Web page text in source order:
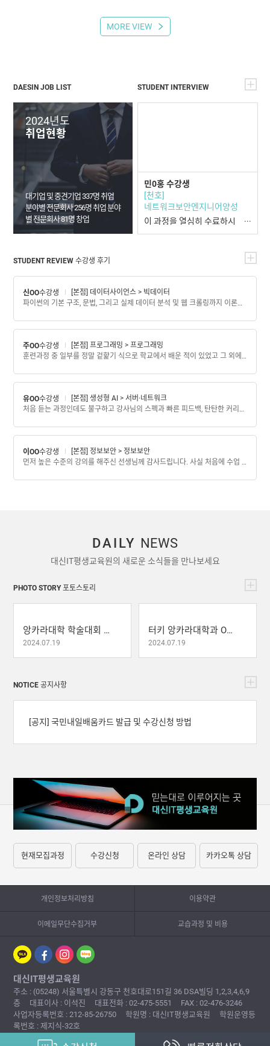
MORE VIEW
DAESIN JOB LIST
2024년도
취업현황
대기업 및 중견기업 337명 취업
분야별 전문회사 256명 취업분야
별 전문회사 81명 창업
STUDENT INTERVIEW
민0홍 수강생
[천호]
네트워크보안엔지니어양성
이 과정을 열심히 수료하시
고 고급인력으로 필요인력으
STUDENT REVIEW 수강생 후기
신OO수강생
[본점] 데이터사이언스 > 빅데이터
파이썬의 기본 구조, 문법, 그리고 실제 데이터 분석 및 웹 크롤링까지 이론과 실습을 병행하면서 진행된 훌륭한 수업이었습니다. 강사님도 친절하고 자세하게 수강생 한 명, 한 명을 신경써 주셔서 모르는 내용을 이해하기 더욱 수월했습니다. 강사님이 전문적으로 이 분야 교육을 해주셔서 너무 좋았습니다 고맙습니다.
주OO수강생
[본점] 프로그래밍 > 프로그래밍
훈련과정 중 일부를 정말 겉핥기 식으로 학교에서 배운 적이 있었고 그 외에는 다 처음 배우는 거라 되게 낯설고 너무나 힘이 들었습니다 포기하려 할 때 선생님께서 해주신 격려의 말 덕분에 힘을 내서 훈련과정에 참여할 수가 있었고 정말 운이 좋게도 같이 수업을 듣는 분들이 다 좋은 사람들이라서 다 같이 힘내서 했던 거 같습니다 마지막으로 너무나 열정적으로 수업을 가르쳐주시는 선생님 두 분을 보면서 여기까지 올 수 있었던 것 같습니다 물론 제 자신을 위해 했어야 했던 것이지만 이 훈련과정을 참여하면서 굉장히 많은 것들을 배우고 가는 것 같습니다 그동안 정말 감사했습니다 좋은 결과가 있길 바라며.. 이만 글을 마치겠습니다!
유OO수강생
[본점] 생성형 AI > 서버·네트워크
처음 듣는 과정인데도 불구하고 강사님의 스펙과 빠른 피드백, 탄탄한 커리큘럼으로 인해 수업을 좀 더 쉽고 깊이있게 배울 수 있었습니다. 뿐만 아니라 취업준비과정 속에서도 단 한명도 외면하지 않으시고 끝까지 책임을 져주신 결과 취업 3군데가 모두 다 합격하였습니다. 또한 면담을 통해 취업에 관한 내용 뿐만 아니라 그외에 좋은 말씀과 조언도 많이 해주셨습니다. 너무너무 감사하게 생각하고 다음에 또 수업을 참여하게 될 기회가 생긴다면 강사님께 수업을 배우고싶다는 생각이 듭니다. 비록 길지않은 기간이지만 3개월동안 부족한 부분을 채워주시고 끝까지 책임져주셔서 정말 감사합니다.
이OO수강생
[본점] 정보보안 > 정보보안
먼저 높은 수준의 강의를 해주신 선생님께 감사드립니다. 사실 처음에 수업 신청할 때는 국비로 배우는거라 강사님에 대한 기대를 별로 하지 않았는데 막상 와보니 선생님께서 처음부터 배워가는데 어려움 없이 잘 해주셔서 정말 큰 도움이 되었습니다. 수강 기간이 다른 과정에 비해 긴 기간은 아니었지만 이 기간동안 집중해서 충분히 많은 것들을 배울 수 있는 시간이었습니다. 또한 단지 내용만 배우는 것이 아닌 실무에서는 보통 어떻게 일하게 되는지에 관한 이야기들도 들을 수 있었고 앞으로 진로에 관한 상담들도 해주셨습니다. 물론 길지 않은 기간동안 해야하는 코스라 바쁘게 따라가야 할 때도 있었지만 그런 점이 오히려 과정에 집중하는데 도움이 되지않았나 싶기도합니다. 개인적으로 짧은 시간에 이정도 내용을 배워갈 수 있다는 점에서 정말 유익한 강좌였다고 생각합니다. 다시한번 3개월간 좋은 강의를 해주신 선생님께 감사드립니다!
DAILY NEWS
대신IT평생교육원의 새로운 소식들을 만나보세요
PHOTO STORY포토스토리
앙카라대학 학술대회 참관 및 시상
2024.07.19
터키 앙카라대학과 Ostim기관과 MOU체결
2024.07.19
NOTICE 공지사항
[공지] 국민내일배움카드 발급 및 수강신청 방법
현재모집과정 수강신청 온라인 상담 카카오톡 상담
개인정보처리방침 이용약관
이메일무단수집거부 교습과정 및 비용
대신IT평생교육원
주소 : (05248) 서울특별시 강동구 천호대로151길 36 DSA빌딩 1,2,3,4,6,9
층
대표이사 : 이석진 대표전화 : 02-475-5551
FAX : 02-476-3246
사업자등록번호 : 212-85-26750
학원명 : 대신IT평생교육원
학원운영등
록번호 : 제지식-32호